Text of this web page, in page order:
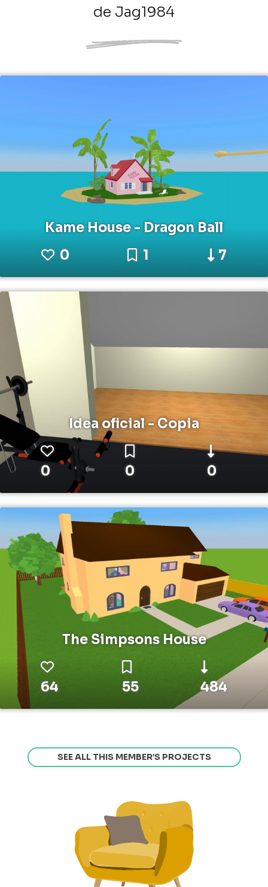
de Jag1984
Kame House - Dragon Ball
0
1 7
Idea oficial - Copia
0 0 0
The Simpsons House
64 55 484
SEE ALL THIS MEMBER’S PROJECTS